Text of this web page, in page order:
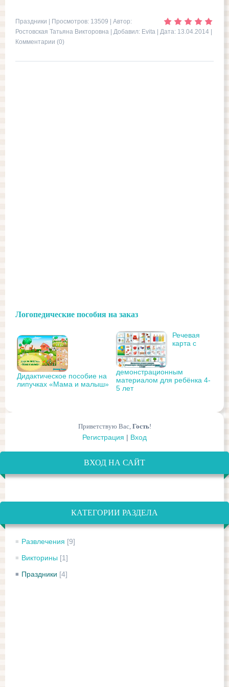
Праздники | Просмотров: 13509 | Автор:
Ростовская Татьяна Викторовна | Добавил: Evita | Дата: 13.04.2014
Комментарии (0)
Логопедические пособия на заказ
Дидактическое пособие на
липучках «Мама и малыш»
Речевая
карта с
демонстрационным
материалом для ребёнка 4-
5 лет
Приветствую Вас, Гость!
Регистрация | Вход
ВХОД НА САЙТ
КАТЕГОРИИ РАЗДЕЛА
Развлечения [9]
Викторины [1]
Праздники [4]